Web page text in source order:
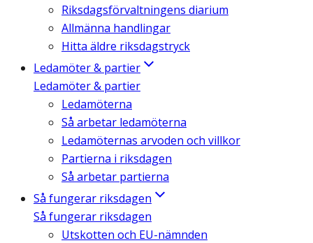
Riksdagsförvaltningens diarium
Allmänna handlingar
Hitta äldre riksdagstryck
Ledamöter & partier
Ledamöter & partier
Ledamöterna
Så arbetar ledamöterna
Ledamöternas arvoden och villkor
Partierna i riksdagen
Så arbetar partierna
Så fungerar riksdagen
Så fungerar riksdagen
Utskotten och EU-nämnden